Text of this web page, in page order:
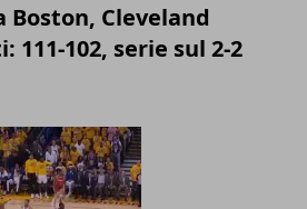
Boston, Cleveland
111-102, serie sul 2-2